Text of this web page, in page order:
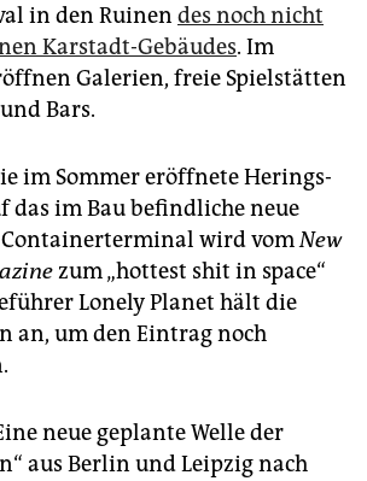
in den Ruinen des noch nicht
Karstadt-Gebäudes. Im
Galerien, freie Spielstätten
Bars.
im Sommer eröffnete Herings-
das im Bau befindliche neue
Containerterminal wird vomNew
zum „hottest shit in space“
Lonely Planet hält die
an, um den Eintrag noch
neue geplante Welle der
aus Berlin und Leipzig nach